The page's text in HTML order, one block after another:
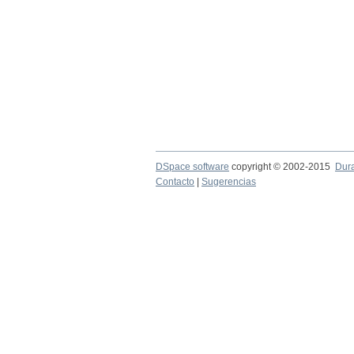
DSpace software copyright © 2002-2015
Contacto
Sugerencias